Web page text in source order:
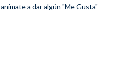
a dar algún "Me Gusta"